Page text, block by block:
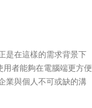
是在這樣的需求背景下
者能夠在電腦端更方便
業與個人不可或缺的溝